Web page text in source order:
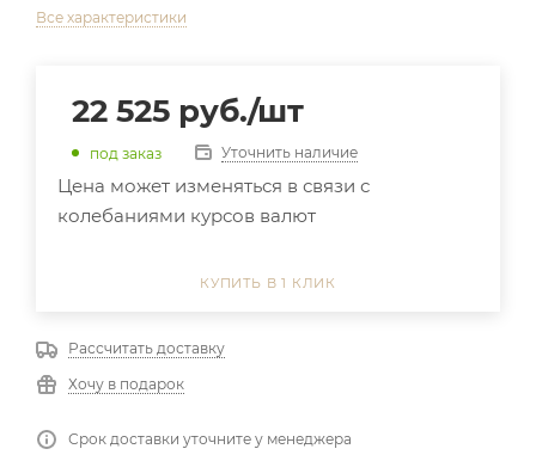
Все характеристики
22 525 руб./шт
под заказ Уточнить наличие
Цена может изменяться в связи с
колебаниями курсов валют
КУПИТЬ В 1 КЛИК
Рассчитать доставку
Хочу в подарок
Срок доставки уточните у менеджера